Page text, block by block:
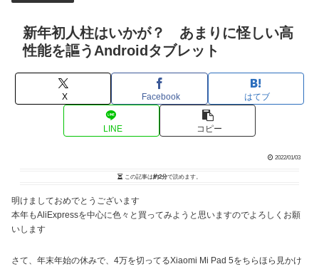
新年初人柱はいかが？ あまりに怪しい高
性能を謳うAndroidタブレット
X Facebook はてブ
LINE コピー
2022/01/03
この記事は約2分で読めます。
明けましておめでとうございます
本年もAliExpressを中心に色々と買ってみようと思いますのでよろしくお願
いします
さて、年末年始の休みで、4万を切ってるXiaomi Mi Pad 5をちらほら見かけ